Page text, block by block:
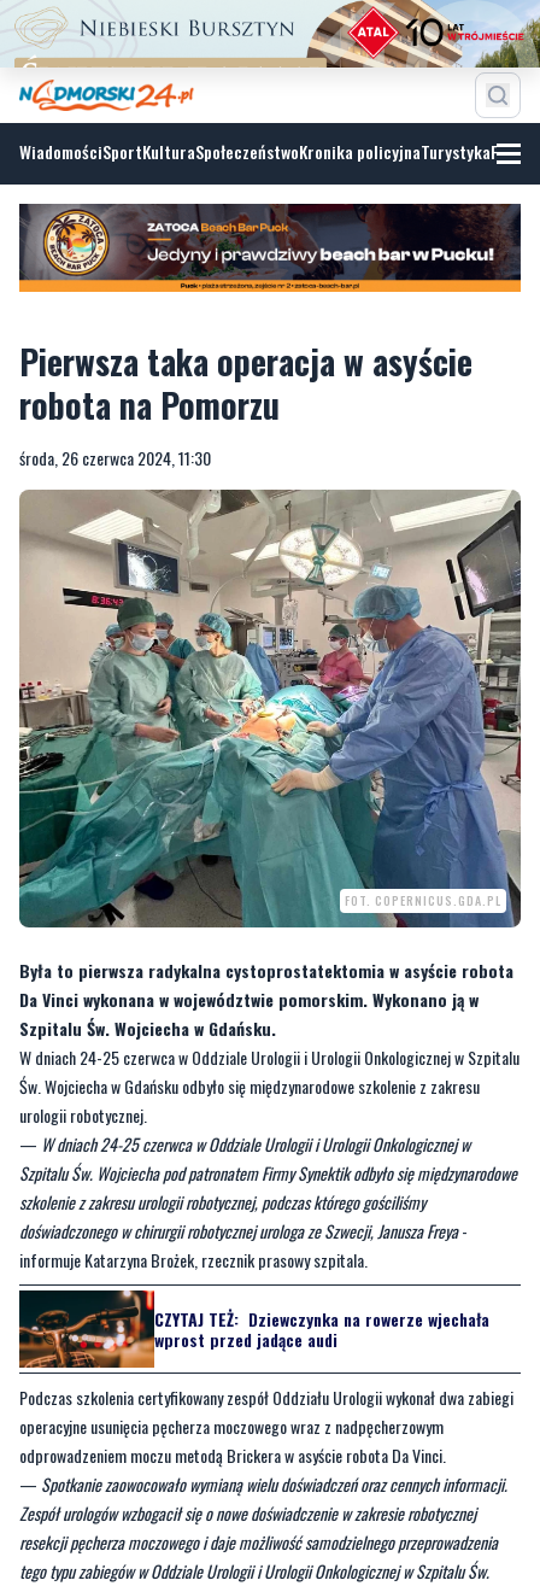
WiadomościSportKulturaSpołeczeństwoKronika policyjnaTurystyka
Pierwsza taka operacja w asyście
robota na Pomorzu
środa, 26 czerwca 2024, 11:30
FOT. COPERNICUS.GDA.PL
Była to pierwsza radykalna cystoprostatektomia w asyście robota
Da Vinci wykonana w województwie pomorskim. Wykonano ją w
Szpitalu Św. Wojciecha w Gdańsku.
W dniach 24-25 czerwca w Oddziale Urologii i Urologii Onkologicznej w Szpitalu
Św. Wojciecha w Gdańsku odbyło się międzynarodowe szkolenie z zakresu
urologii robotycznej.
— W dniach 24-25 czerwca w Oddziale Urologii i Urologii Onkologicznej w
Szpitalu Św. Wojciecha pod patronatem Firmy Synektik odbyło się międzynarodowe
szkolenie z zakresu urologii robotycznej, podczas którego gościliśmy
doświadczonego w chirurgii robotycznej urologa ze Szwecji, Janusza Freya-
informuje Katarzyna Brożek, rzecznik prasowy szpitala.
CZYTAJ TEŻ: Dziewczynka na rowerze wjechała
wprost przed jadące audi
Podczas szkolenia certyfikowany zespół Oddziału Urologii wykonał dwa zabiegi
operacyjne usunięcia pęcherza moczowego wraz z nadpęcherzowym
odprowadzeniem moczu metodą Brickera w asyście robota Da Vinci.
— Spotkanie zaowocowało wymianą wielu doświadczeń oraz cennych informacji.
Zespół urologów wzbogacił się o nowe doświadczenie w zakresie robotycznej
resekcji pęcherza moczowego i daje możliwość samodzielnego przeprowadzenia
tego typu zabiegów w Oddziale Urologii i Urologii Onkologicznej w Szpitalu Św.